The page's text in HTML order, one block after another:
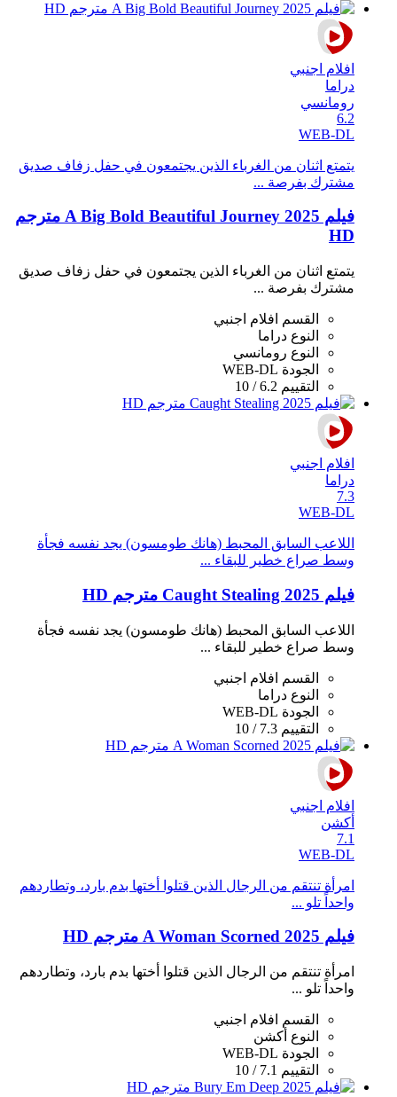
افلام اجنبي
دراما
رومانسي
6.2
WEB-DL
يتمتع اثنان من الغرباء الذين يجتمعون في حفل زفاف صديق
مشترك بفرصة ...
فيلم A Big Bold Beautiful Journey 2025 مترجم
HD
يتمتع اثنان من الغرباء الذين يجتمعون في حفل زفاف صديق
مشترك بفرصة ...
القسم
افلام اجنبي
النوع دراما
النوع رومانسي
الجودة WEB-DL
التقييم 6.2 / 10
افلام اجنبي
دراما
7.3
WEB-DL
اللاعب السابق المحبط (هانك طومسون) يجد نفسه فجأة
وسط صراع خطير للبقاء ...
فيلم Caught Stealing 2025 مترجم HD
اللاعب السابق المحبط (هانك طومسون) يجد نفسه فجأة
وسط صراع خطير للبقاء ...
القسم
افلام اجنبي
النوع دراما
الجودة WEB-DL
التقييم 7.3 / 10
افلام اجنبي
أكشن
7.1
WEB-DL
امرأة تنتقم من الرجال الذين قتلوا أختها بدم بارد، وتطاردهم
واحداً تلو ...
فيلم A Woman Scorned 2025 مترجم HD
امرأة تنتقم من الرجال الذين قتلوا أختها بدم بارد، وتطاردهم
واحداً تلو ...
القسم
افلام اجنبي
النوع أكشن
الجودة WEB-DL
التقييم 7.1 / 10